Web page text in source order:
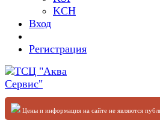
KCH
Вход
Регистрация
Цены и информация на сайте не являются